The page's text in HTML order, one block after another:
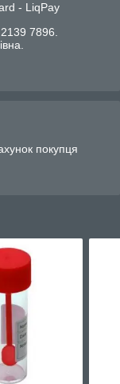
- LiqPay
7896.
покупця